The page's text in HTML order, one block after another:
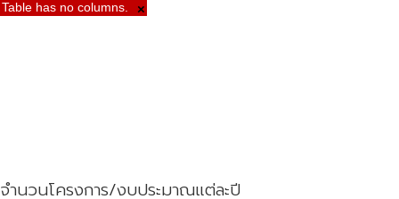
Table has no columns. ×
จำนวนโครงการ/งบประมาณแต่ละปี